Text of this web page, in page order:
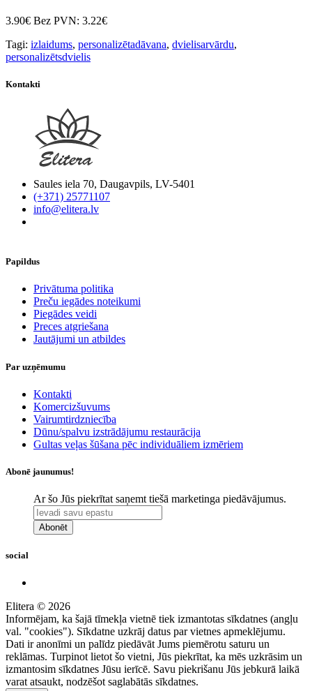
3.90€ Bez PVN: 3.22€
Tagi: izlaidums, personalizētadāvana, dvielisarvārdu,
personalizētsdvielis
Kontakti
Saules iela 70, Daugavpils, LV-5401
(+371) 25771107
info@elitera.lv
Papildus
​Privātuma politika
Preču iegādes noteikumi
Piegādes veidi
Preces atgriešana
Jautājumi un atbildes
Par uzņēmumu
Kontakti
Komercizšuvums
Vairumtirdzniecība
Dūnu/spalvu izstrādājumu restaurācija
Gultas veļas šūšana pēc individuāliem izmēriem
Abonē jaunumus!
Ar šo Jūs piekrītat saņemt tiešā marketinga piedāvājumus.
Abonēt
social
Elitera © 2026
Informējam, ka šajā tīmekļa vietnē tiek izmantotas sīkdatnes (angļu
val. "cookies"). Sīkdatne uzkrāj datus par vietnes apmeklējumu.
Dati ir anonīmi un palīdz piedāvāt Jums piemērotu saturu un
reklāmas. Turpinot lietot šo vietni, Jūs piekrītat, ka mēs uzkrāsim un
izmantosim sīkdatnes Jūsu ierīcē. Savu piekrišanu Jūs jebkurā laikā
varat atsaukt, nodzēšot saglabātās sīkdatnes.